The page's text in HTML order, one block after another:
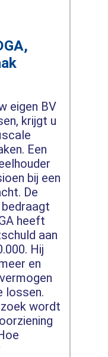
eigen BV
krijgt u
Een
bij een
De
heeft
aan
Hij
en
lossen.
wordt